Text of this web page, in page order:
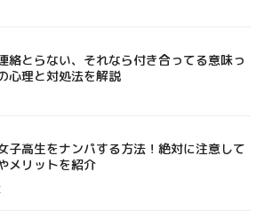
絡とらない、それなら付き合ってる意味っ
心理と対処法を解説
子高生をナンパする方法！絶対に注意して
メリットを紹介